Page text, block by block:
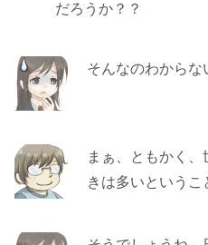
だろうか？？
そんなのわからな
まぁ、ともかく
きは多いというこ